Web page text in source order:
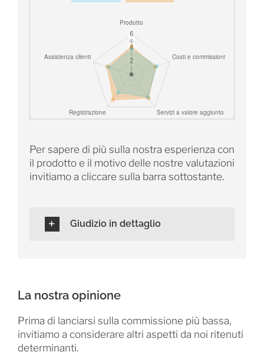
Per sapere di più sulla nostra esperienza con
il prodotto e il motivo delle nostre valutazioni
invitiamo a cliccare sulla barra sottostante.
Giudizio in dettaglio
La nostra opinione
Prima di lanciarsi sulla commissione più bassa,
invitiamo a considerare altri aspetti da noi ritenuti
determinanti.